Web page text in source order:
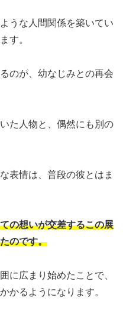
うな人間関係を築いてい
す。
のが、幼なじみとの再会
た人物と、偶然にも別の
表情は、普段の彼とはま
の想いが交差するこの展
のです。
に広まり始めたことで、
かるようになります。